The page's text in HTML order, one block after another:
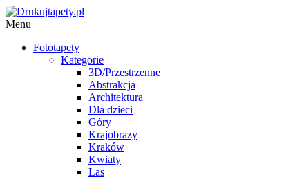
Menu
Fototapety
Kategorie
3D/Przestrzenne
Abstrakcja
Architektura
Dla dzieci
Góry
Krajobrazy
Kraków
Kwiaty
Las